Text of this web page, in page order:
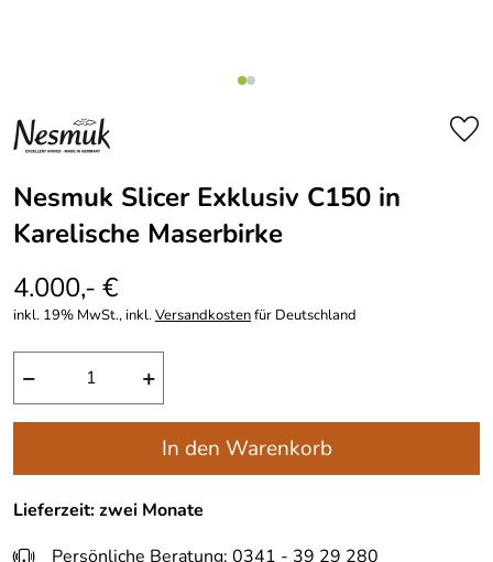
Nesmuk Slicer Exklusiv C150 in
Karelische Maserbirke
4.000,- €
inkl. 19% MwSt., inkl.Versandkostenfür Deutschland
− +
In den Warenkorb
Lieferzeit: zwei Monate
Persönliche Beratung: 0341 - 39 29 280